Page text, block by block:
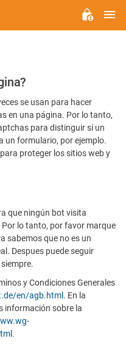
se usan para hacer
en una página. Por lo tanto,
para distinguir si un
un formulario, por ejemplo.
proteger los sitios web y
que ningún bot visita
lo tanto, por favor marque
sabemos que no es un
Despues puede seguir
y Condiciones Generales
en/agb.html . En la
información sobre la
.